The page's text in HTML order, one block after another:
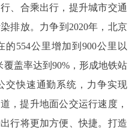
、合乘出行，提升城市交通
排放。力争到2020年，北京
554公里增加到900公里以
覆盖率达到90%，形成地铁站
交快速通勤系统，力争实现
，提升地面公交运行速度，
行将更加方便、快捷。打造